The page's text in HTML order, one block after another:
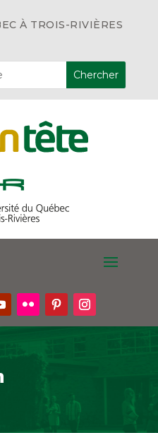
À TROIS-RIVIÈRES